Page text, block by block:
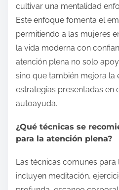
cultivar una mentalidad
Este enfoque fomenta el
permitiendo a las mujeres
la vida moderna con
atención plena no solo
sino que también mejora la
estrategias presentadas en
autoayuda.
¿Qué técnicas se
para la atención plena?
Las técnicas comunes para
incluyen meditación,